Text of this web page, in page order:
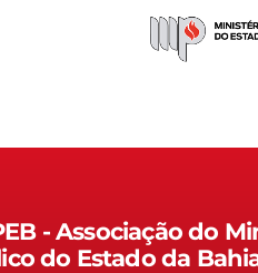
- Associação do
do Estado da